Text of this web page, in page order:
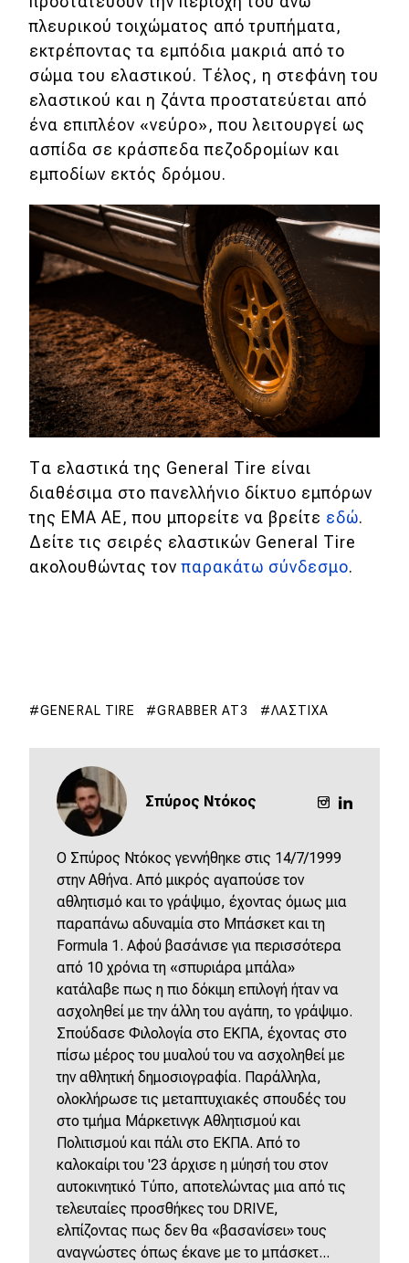
πλευρικού τοιχώματος από τρυπήματα,
εκτρέποντας τα εμπόδια μακριά από το
σώμα του ελαστικού. Τέλος, η στεφάνη του
ελαστικού και η ζάντα προστατεύεται από
ένα επιπλέον «νεύρο», που λειτουργεί ως
ασπίδα σε κράσπεδα πεζοδρομίων και
εμποδίων εκτός δρόμου.
Τα ελαστικά της General Tire είναι
διαθέσιμα στο πανελλήνιο δίκτυο εμπόρων
της ΕΜΑ ΑΕ, που μπορείτε να βρείτε εδώ.
Δείτε τις σειρές ελαστικών General Tire
ακολουθώντας τονπαρακάτω σύνδεσμο.
GENERAL TIRE GRABBER AT3 ΛΆΣΤΙΧΑ
Σπύρος Ντόκος
O Σπύρος Ντόκος γεννήθηκε στις 14/7/1999
στην Αθήνα. Από μικρός αγαπούσε τον
αθλητισμό και το γράψιμο, έχοντας όμως μια
παραπάνω αδυναμία στο Μπάσκετ και τη
Formula 1. Αφού βασάνισε για περισσότερα
από 10 χρόνια τη «σπυριάρα μπάλα»
κατάλαβε πως η πιο δόκιμη επιλογή ήταν να
ασχοληθεί με την άλλη του αγάπη, το γράψιμο.
Σπούδασε Φιλολογία στο ΕΚΠΑ, έχοντας στο
πίσω μέρος του μυαλού του να ασχοληθεί με
την αθλητική δημοσιογραφία. Παράλληλα,
ολοκλήρωσε τις μεταπτυχιακές σπουδές του
στο τμήμα Μάρκετινγκ Αθλητισμού και
Πολιτισμού και πάλι στο ΕΚΠΑ. Από το
καλοκαίρι του '23 άρχισε η μύησή του στον
αυτοκινητικό Τύπο, αποτελώντας μια από τις
τελευταίες προσθήκες του DRIVE,
ελπίζοντας πως δεν θα «βασανίσει» τους
αναγνώστες όπως έκανε με το μπάσκετ...